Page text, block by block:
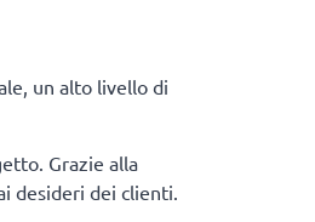
un alto livello di
Grazie alla
desideri dei clienti.